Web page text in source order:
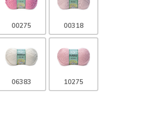
00275 00318
06383 10275